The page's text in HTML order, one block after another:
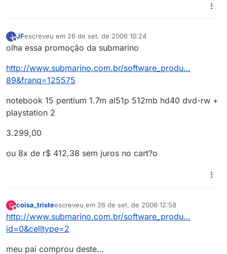
J
Offline
JFescreveu em 26 de set. de 2006 10:24
última edição por
olha essa promoção da submarino
http://www.submarino.com.br/software_produ…
89&franq=125575
notebook 15 pentium 1.7m al51p 512mb hd40 dvd-rw +
playstation 2
3.299,00
ou 8x de r$ 412,38 sem juros no cart?o
C
Offline
coisa_tristeescreveu em 26 de set. de 2006 12:58
última edição por
http://www.submarino.com.br/software_produ…
id=0&celltype=2
meu pai comprou deste…